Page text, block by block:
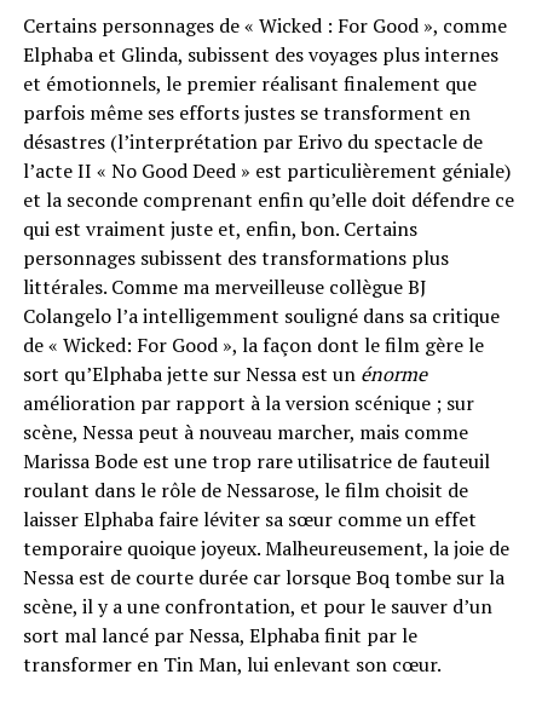
Certains personnages de « Wicked : For Good », comme
Elphaba et Glinda, subissent des voyages plus internes
et émotionnels, le premier réalisant finalement que
parfois même ses efforts justes se transforment en
désastres (l’interprétation par Erivo du spectacle de
l’acte II « No Good Deed » est particulièrement géniale)
et la seconde comprenant enfin qu’elle doit défendre ce
qui est vraiment juste et, enfin, bon. Certains
personnages subissent des transformations plus
littérales. Comme ma merveilleuse collègue BJ
Colangelo l’a intelligemment souligné dans sa critique
de « Wicked: For Good », la façon dont le film gère le
sort qu’Elphaba jette sur Nessa est un énorme
amélioration par rapport à la version scénique ; sur
scène, Nessa peut à nouveau marcher, mais comme
Marissa Bode est une trop rare utilisatrice de fauteuil
roulant dans le rôle de Nessarose, le film choisit de
laisser Elphaba faire léviter sa sœur comme un effet
temporaire quoique joyeux. Malheureusement, la joie de
Nessa est de courte durée car lorsque Boq tombe sur la
scène, il y a une confrontation, et pour le sauver d’un
sort mal lancé par Nessa, Elphaba finit par le
transformer en Tin Man, lui enlevant son cœur.